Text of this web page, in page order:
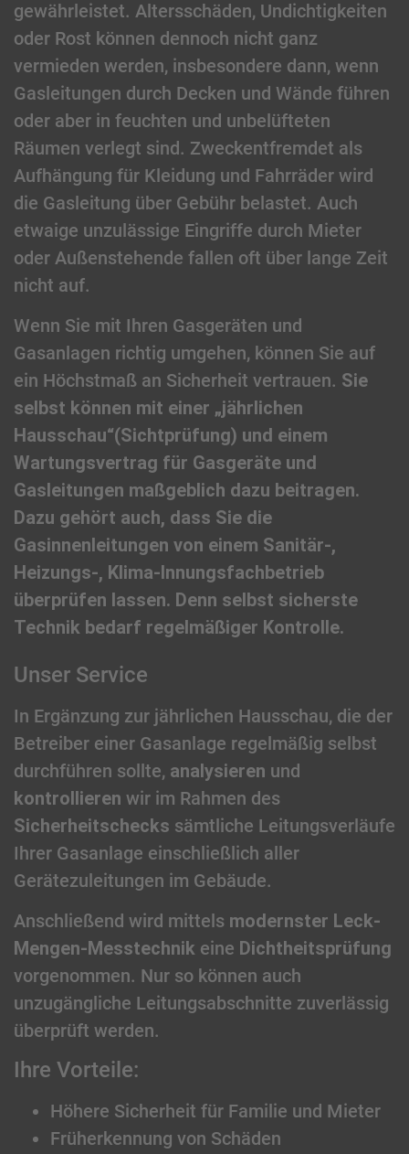
gewährleistet. Altersschäden, Undichtigkeiten
oder Rost können dennoch nicht ganz
vermieden werden, insbesondere dann, wenn
Gasleitungen durch Decken und Wände führen
oder aber in feuchten und unbelüfteten
Räumen verlegt sind. Zweckentfremdet als
Aufhängung für Kleidung und Fahrräder wird
die Gasleitung über Gebühr belastet. Auch
etwaige unzulässige Eingriffe durch Mieter
oder Außenstehende fallen oft über lange Zeit
nicht auf.
Wenn Sie mit Ihren Gasgeräten und
Gasanlagen richtig umgehen, können Sie auf
ein Höchstmaß an Sicherheit vertrauen. Sie
selbst können mit einer „jährlichen
Hausschau“(Sichtprüfung) und einem
Wartungsvertrag für Gasgeräte und
Gasleitungen maßgeblich dazu beitragen.
Dazu gehört auch, dass Sie die
Gasinnenleitungen von einem Sanitär-,
Heizungs-, Klima-Innungsfachbetrieb
überprüfen lassen. Denn selbst sicherste
Technik bedarf regelmäßiger Kontrolle.
Unser Service
In Ergänzung zur jährlichen Hausschau, die der
Betreiber einer Gasanlage regelmäßig selbst
durchführen sollte, analysieren und
kontrollieren wir im Rahmen des
Sicherheitschecks sämtliche Leitungsverläufe
Ihrer Gasanlage einschließlich aller
Gerätezuleitungen im Gebäude.
Anschließend wird mittels modernster Leck-
Mengen-Messtechnik eine Dichtheitsprüfung
vorgenommen. Nur so können auch
unzugängliche Leitungsabschnitte zuverlässig
überprüft werden.
Ihre Vorteile:
Höhere Sicherheit für Familie und Mieter
Früherkennung von Schäden